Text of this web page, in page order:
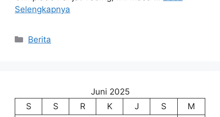
Selengkapnya
Kategori
Berita
Juni 2025
S
S R K J S
M